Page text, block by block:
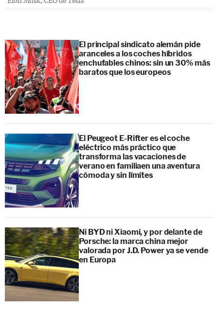
El principal sindicato alemán pide
aranceles a los coches híbridos
enchufables chinos: sin un 30% más
baratos que los europeos
El Peugeot E-Rifter es el coche
eléctrico más práctico que
transforma las vacaciones de
verano en familiaen una aventura
cómoda y sin límites
Ni BYD ni Xiaomi, y por delante de
Porsche: la marca china mejor
valorada por J.D. Power ya se vende
en Europa